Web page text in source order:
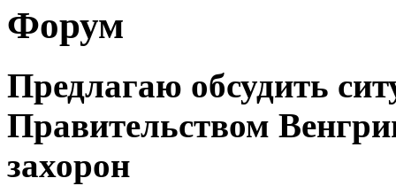
Форум
Предлагаю обсудить
Правительством
захорон